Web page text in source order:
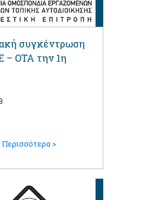
συγκέντρωση
– ΟΤΑ την 1η
Περισσότερα >